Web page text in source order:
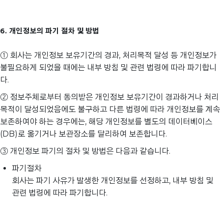
6. 개인정보의 파기 절차 및 방법
① 회사는 개인정보 보유기간의 경과, 처리목적 달성 등 개인정보가
불필요하게 되었을 때에는 내부 방침 및 관련 법령에 따라 파기합니
다.
② 정보주체로부터 동의받은 개인정보 보유기간이 경과하거나 처리
목적이 달성되었음에도 불구하고 다른 법령에 따라 개인정보를 계속
보존하여야 하는 경우에는, 해당 개인정보를 별도의 데이터베이스
(DB)로 옮기거나 보관장소를 달리하여 보존합니다.
③ 개인정보 파기의 절차 및 방법은 다음과 같습니다.
파기절차
회사는 파기 사유가 발생한 개인정보를 선정하고, 내부 방침 및
관련 법령에 따라 파기합니다.